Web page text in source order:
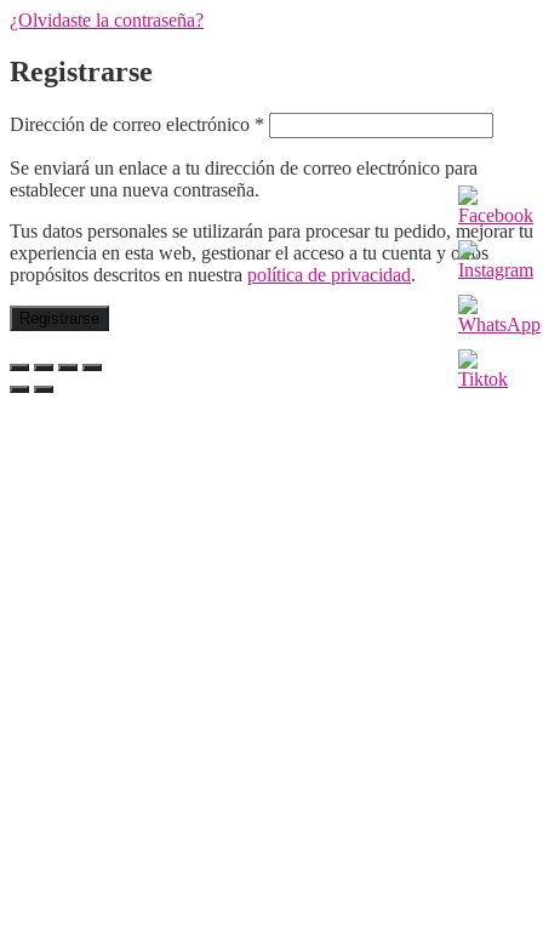
¿Olvidaste la contraseña?
Registrarse
Dirección de correo electrónico *
Se enviará un enlace a tu dirección de correo electrónico para
establecer una nueva contraseña.
Tus datos personales se utilizarán para procesar tu pedido, mejorar tu
experiencia en esta web, gestionar el acceso a tu cuenta y otros
propósitos descritos en nuestra política de privacidad.
Registrarse